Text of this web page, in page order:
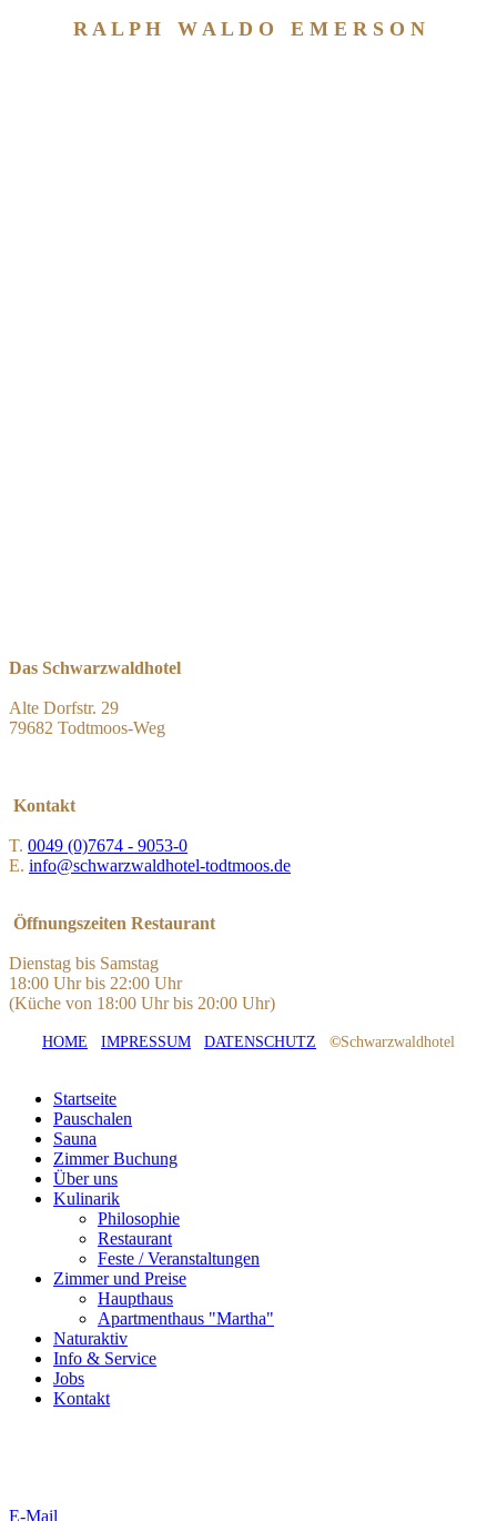
R A L P H W A L D O E M E R S O N
Das Schwarzwaldhotel
Alte Dorfstr. 29
79682 Todtmoos-Weg
Kontakt
T. 0049 (0)7674 - 9053-0
E. info@schwarzwaldhotel-todtmoos.de
Öffnungszeiten Restaurant
Dienstag bis Samstag
18:00 Uhr bis 22:00 Uhr
(Küche von 18:00 Uhr bis 20:00 Uhr)
HOME IMPRESSUM DATENSCHUTZ ©Schwarzwaldhotel
Startseite
Pauschalen
Sauna
Zimmer Buchung
Über uns
Kulinarik
Philosophie
Restaurant
Feste / Veranstaltungen
Zimmer und Preise
Haupthaus
Apartmenthaus "Martha"
Naturaktiv
Info & Service
Jobs
Kontakt
E-Mail